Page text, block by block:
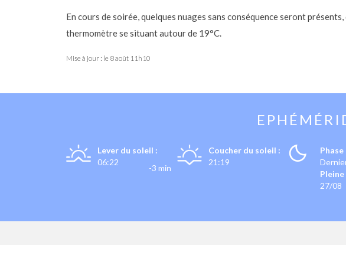
En cours de soirée, quelques nuages sans conséquence seront
thermomètre se situant autour de 19°C.
Mise à jour : le 8 août 11h10
Lever du soleil :
06:22
-3 min
Coucher du soleil :
21:19
Phase
Pleine
27/08